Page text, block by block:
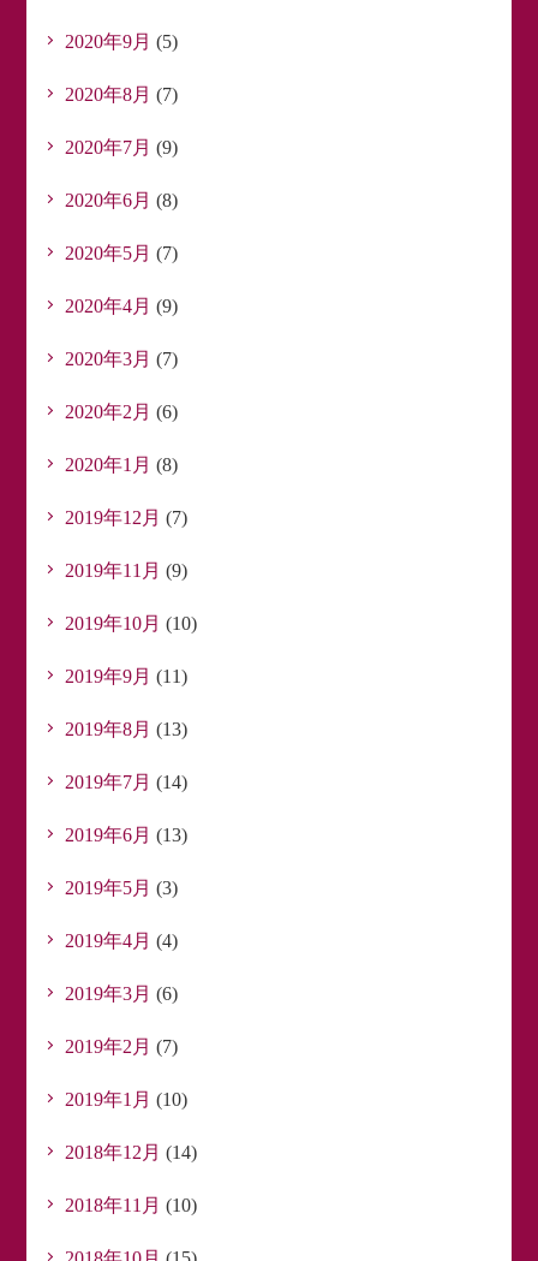
2020年9月 (5)
2020年8月 (7)
2020年7月 (9)
2020年6月 (8)
2020年5月 (7)
2020年4月 (9)
2020年3月 (7)
2020年2月 (6)
2020年1月 (8)
2019年12月 (7)
2019年11月 (9)
2019年10月 (10)
2019年9月 (11)
2019年8月 (13)
2019年7月 (14)
2019年6月 (13)
2019年5月 (3)
2019年4月 (4)
2019年3月 (6)
2019年2月 (7)
2019年1月 (10)
2018年12月 (14)
2018年11月 (10)